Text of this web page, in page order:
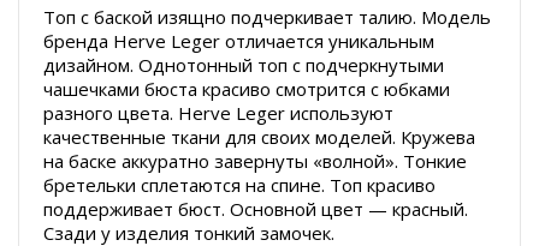
Топ с баской изящно подчеркивает талию. Модель
бренда Herve Leger отличается уникальным
дизайном. Однотонный топ с подчеркнутыми
чашечками бюста красиво смотрится с юбками
разного цвета. Herve Leger используют
качественные ткани для своих моделей. Кружева
на баске аккуратно завернуты «волной». Тонкие
бретельки сплетаются на спине. Топ красиво
поддерживает бюст. Основной цвет — красный.
Сзади у изделия тонкий замочек.